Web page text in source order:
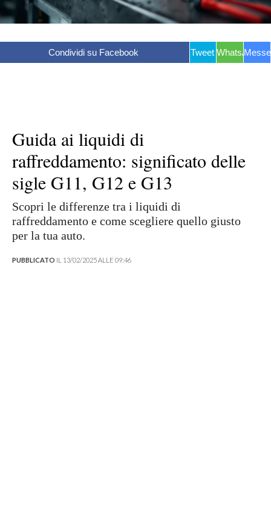
Condividi su Facebook Tweet WhatsApp
Guida ai liquidi di
raffreddamento: significato delle
sigle G11, G12 e G13
Scopri le differenze tra i liquidi di
raffreddamento e come scegliere quello giusto
per la tua auto.
PUBBLICATO IL 13/02/2025 ALLE 09:46